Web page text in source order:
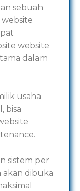
sebuah
website
dalam
usaha
bisa
sistem per
akan dibuka